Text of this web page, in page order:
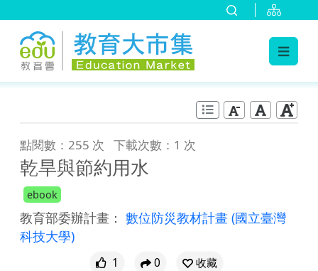
點閱數：255 次 下載次數：1 次
乾旱與節約用水
ebook
教育部委辦計畫： 數位防災教材計畫 (國立臺灣
科技大學)
1 0
收藏